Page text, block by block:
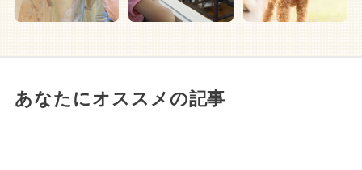
あなたにオススメの記事